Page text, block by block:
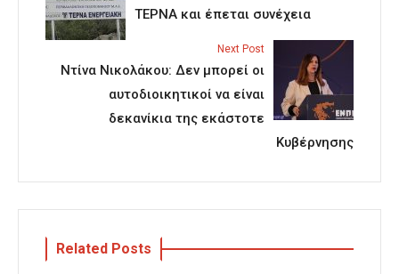
ΤΕΡΝΑ και έπεται συνέχεια
Next Post
Ντίνα Νικολάκου: Δεν μπορεί οι
αυτοδιοικητικοί να είναι
δεκανίκια της εκάστοτε
Κυβέρνησης
Related Posts